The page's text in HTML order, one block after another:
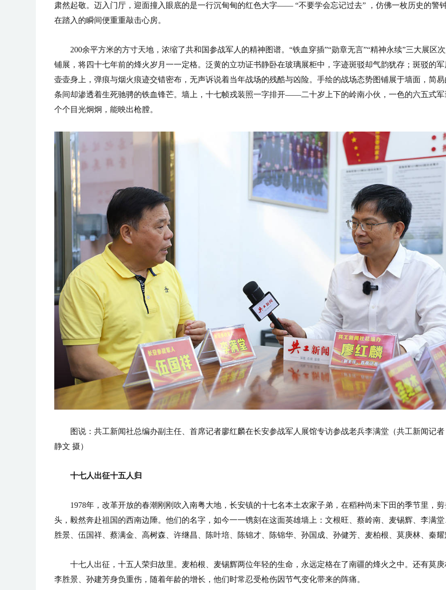
肃然起敬。迈入门厅，迎面撞入眼底的是一行沉甸甸的红色大字—— “不要学会忘记过去” ，仿佛一枚历史的警
在踏入的瞬间便重重敲击心房。
200余平方米的方寸天地，浓缩了共和国参战军人的精神图谱。“铁血穿插”“勋章无言”“精神永续”三大展区
铺展，将四十七年前的烽火岁月一一定格。泛黄的立功证书静卧在玻璃展柜中，字迹斑驳却气韵犹存；斑驳的
壶壶身上，弹痕与烟火痕迹交错密布，无声诉说着当年战场的残酷与凶险。手绘的战场态势图铺展于墙面，简
条间却渗透着生死驰骋的铁血锋芒。墙上，十七帧戎装照一字排开——二十岁上下的岭南小伙，一色的六五式军
个个目光炯炯，能映出枪膛。
图说：共工新闻社总编办副主任、首席记者廖红麟在长安参战军人展馆专访参战老兵李满堂（共工新闻记者
静文 摄）
十七人出征十五人归
1978年，改革开放的春潮刚刚吹入南粤大地，长安镇的十七名本土农家子弟，在稻种尚未下田的季节里，
头，毅然奔赴祖国的西南边陲。他们的名字，如今一一镌刻在这面英雄墙上：文根旺、蔡岭南、麦锡辉、李满
胜景、伍国祥、蔡满金、高树森、许继昌、陈叶培、陈锦才、陈锦华、孙国成、孙健芳、麦柏根、莫庚林、秦耀
十七人出征，十五人荣归故里。麦柏根、麦锡辉两位年轻的生命，永远定格在了南疆的烽火之中。还有莫
李胜景、孙建芳身负重伤，随着年龄的增长，他们时常忍受枪伤因节气变化带来的阵痛。